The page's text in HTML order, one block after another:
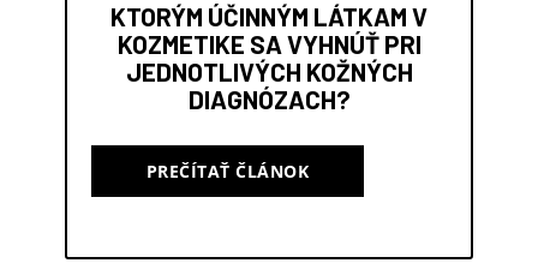
KTORÝM ÚČINNÝM LÁTKAM V
KOZMETIKE SA VYHNÚŤ PRI
JEDNOTLIVÝCH KOŽNÝCH
DIAGNÓZACH?
PREČÍTAŤ ČLÁNOK